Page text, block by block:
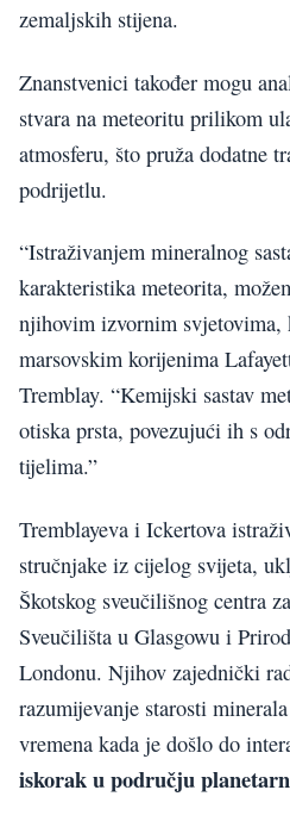
zemaljskih stijena.
Znanstvenici također mogu
stvara na meteoritu prilikom
atmosferu, što pruža dodatne
podrijetlu.
“Istraživanjem mineralnog
karakteristika meteorita,
njihovim izvornim svjetovima,
marsovskim korijenima
Tremblay. “Kemijski sastav
otiska prsta, povezujući ih s
tijelima.”
Tremblayeva i Ickertova
stručnjake iz cijelog svijeta,
Škotskog sveučilišnog centra
Sveučilišta u Glasgowu i
Londonu. Njihov zajednički
razumijevanje starosti
vremena kada je došlo do
iskorak u području